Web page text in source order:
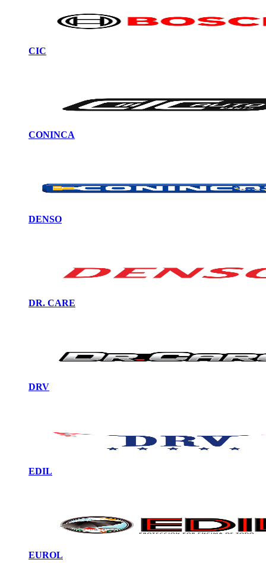
CIC
CONINCA
DENSO
DR. CARE
DRV
EDIL
EUROL